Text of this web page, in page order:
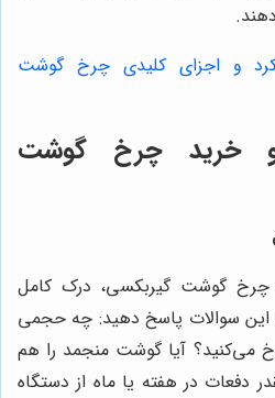
و اجزای کلیدی چرخ گوشت
و خرید چرخ گوشت
چرخ گوشت گیربکسی، درک کامل
این سوالات پاسخ دهید: چه حجمی
می‌کنید؟ آیا گوشت منجمد را هم
دفعات در هفته یا ماه از دستگاه